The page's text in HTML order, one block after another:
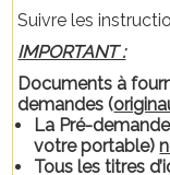
Suivre les
IMPORTANT :
Documents à
demandes (
La Pré-
votre portable)
Tous les titres